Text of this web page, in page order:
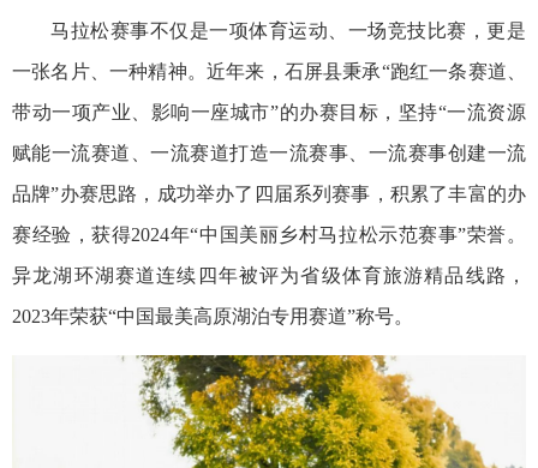
马拉松赛事不仅是一项体育运动、一场竞技比赛，更是
一张名片、一种精神。近年来，石屏县秉承“跑红一条赛道、
带动一项产业、影响一座城市”的办赛目标，坚持“一流资源
赋能一流赛道、一流赛道打造一流赛事、一流赛事创建一流
品牌”办赛思路，成功举办了四届系列赛事，积累了丰富的办
赛经验，获得2024年“中国美丽乡村马拉松示范赛事”荣誉。
异龙湖环湖赛道连续四年被评为省级体育旅游精品线路，
2023年荣获“中国最美高原湖泊专用赛道”称号。